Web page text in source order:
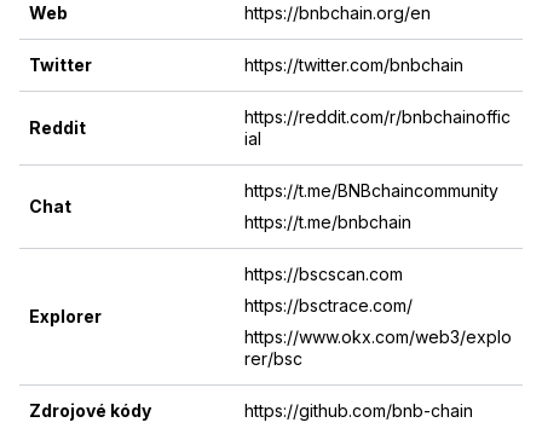
Web https://bnbchain.org/en
Twitter https://twitter.com/bnbchain
Reddit
https://reddit.com/r/bnbchainoffic
ial
Chat
https://t.me/BNBchaincommunity
https://t.me/bnbchain
Explorer
https://bscscan.com
https://bsctrace.com/
https://www.okx.com/web3/explo
rer/bsc
Zdrojové kódy https://github.com/bnb-chain